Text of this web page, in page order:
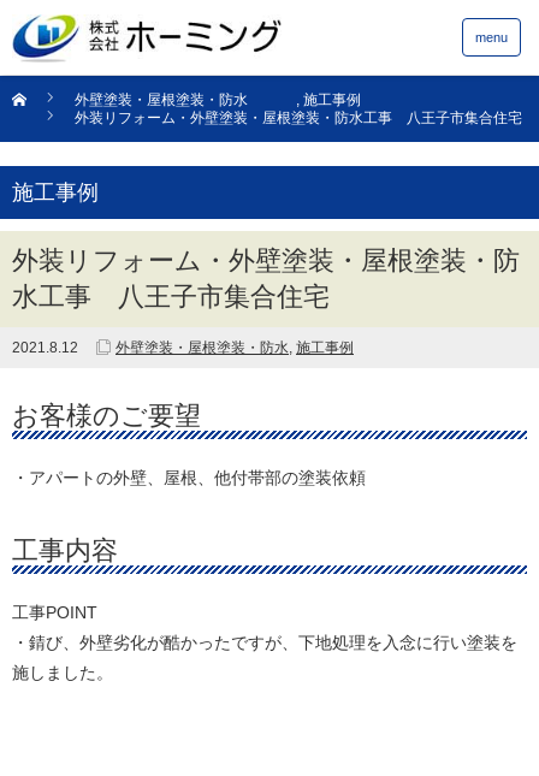
menu
外壁塗装・屋根塗装・防水 , 施工事例
外装リフォーム・外壁塗装・屋根塗装・防水工事 八王子市集合住宅
施工事例
外装リフォーム・外壁塗装・屋根塗装・防
水工事 八王子市集合住宅
2021.8.12 外壁塗装・屋根塗装・防水, 施工事例
お客様のご要望
・アパートの外壁、屋根、他付帯部の塗装依頼
工事内容
工事POINT
・錆び、外壁劣化が酷かったですが、下地処理を入念に行い塗装を
施しました。